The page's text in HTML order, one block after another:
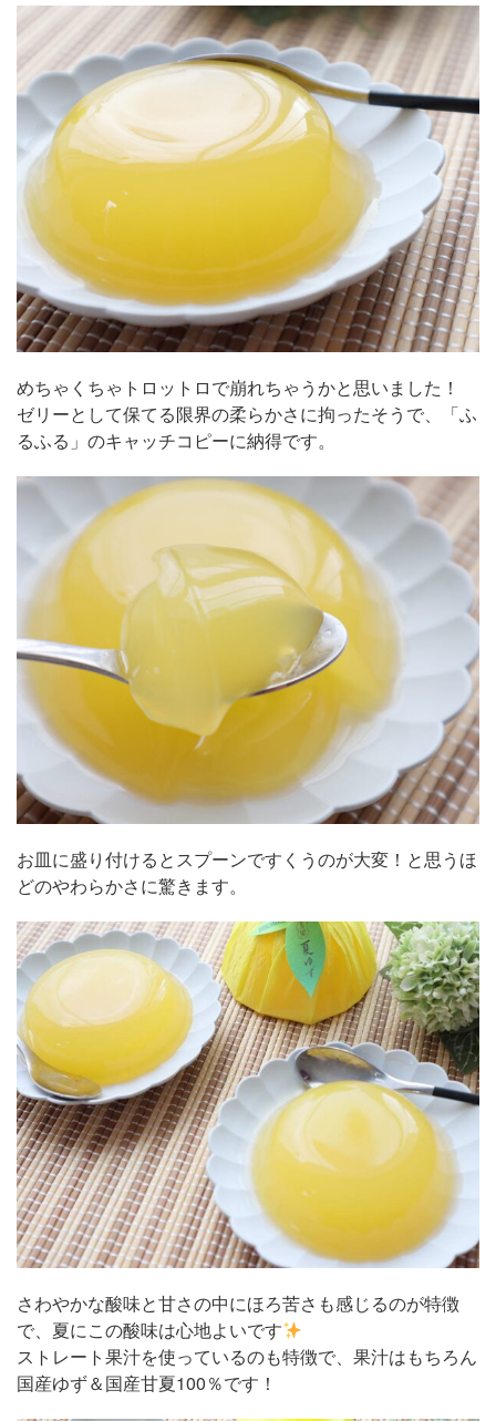
めちゃくちゃトロットロで崩れちゃうかと思いました！
ゼリーとして保てる限界の柔らかさに拘ったそうで、「ふ
るふる」のキャッチコピーに納得です。
お皿に盛り付けるとスプーンですくうのが大変！と思うほ
どのやわらかさに驚きます。
さわやかな酸味と甘さの中にほろ苦さも感じるのが特徴
で、夏にこの酸味は心地よいです
ストレート果汁を使っているのも特徴で、果汁はもちろん
国産ゆず＆国産甘夏100％です！